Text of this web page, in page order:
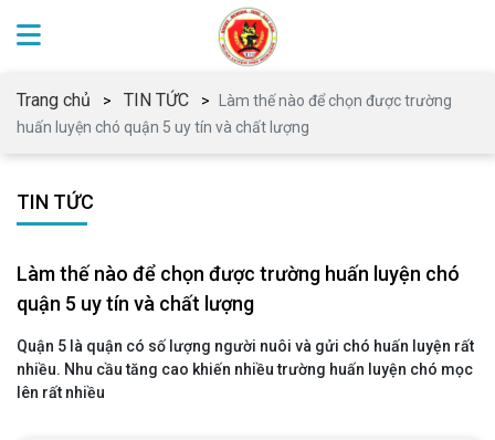
Trang chủ TIN TỨC
Làm thế nào để chọn được trường
huấn luyện chó quận 5 uy tín và chất lượng
TIN TỨC
Làm thế nào để chọn được trường huấn luyện chó
quận 5 uy tín và chất lượng
Quận 5 là quận có số lượng người nuôi và gửi chó huấn luyện rất
nhiều. Nhu cầu tăng cao khiến nhiều trường huấn luyện chó mọc
lên rất nhiều